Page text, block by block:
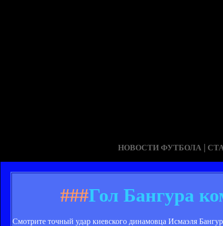
НОВОСТИ ФУТБОЛА |
###Гол Бангура
Смотрите точный удар киевского динамовца Исмаэля